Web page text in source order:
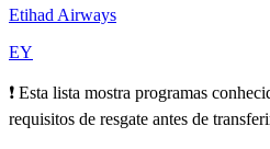
Etihad Airways
EY
❗ Esta lista mostra programas
requisitos de resgate antes de